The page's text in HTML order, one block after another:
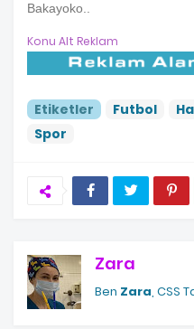
Bakayoko..
Konu Alt Reklam
Etiketler Futbol
Spor
Zara
Ben Zara, CSS